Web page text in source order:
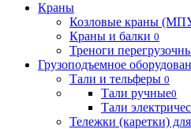
Краны
Козловые краны
Краны и балки 0
Треноги
Грузоподъемное
Тали и тельферы 0
Тали ручные0
Тали
Тележки (каретки)